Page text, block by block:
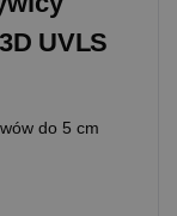
UVLS
do 5 cm